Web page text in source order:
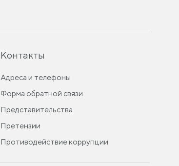
Контакты
Адреса и телефоны
Форма обратной связи
Представительства
Претензии
Противодействие коррупции